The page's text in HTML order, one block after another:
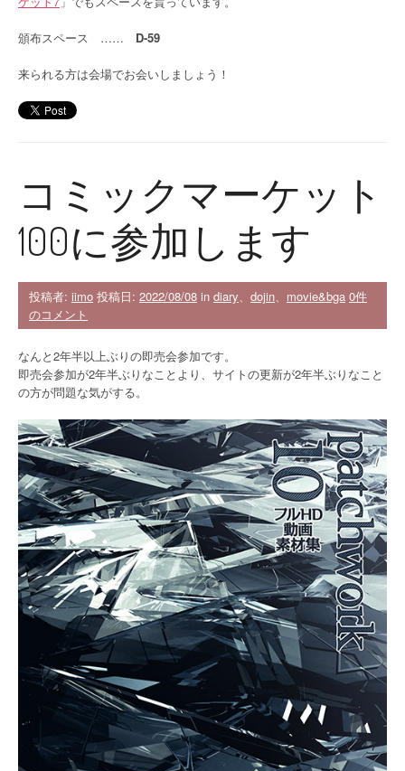
頒布スペース …… D-59
来られる方は会場でお会いしましょう！
コミックマーケット
100に参加します
投稿者: iimo 投稿日: 2022/08/08 in diary dojin movie&bga 0件
のコメント
なんと2年半以上ぶりの即売会参加です。
即売会参加が2年半ぶりなことより、サイトの更新が2年半ぶりなこと
の方が問題な気がする。